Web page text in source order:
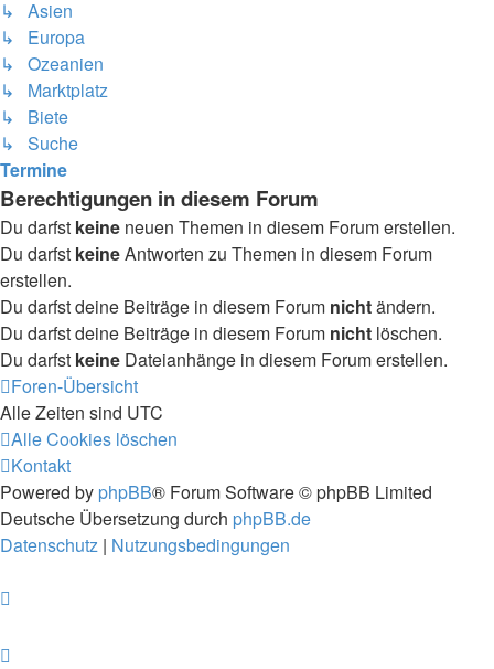
↳ Asien
↳ Europa
↳ Ozeanien
↳ Marktplatz
↳ Biete
↳ Suche
Termine
Berechtigungen in diesem Forum
Du darfst keine neuen Themen in diesem Forum erstellen.
Du darfst keineAntworten zu Themen in diesem Forum
erstellen.
Du darfst deine Beiträge in diesem Forum nichtändern.
Du darfst deine Beiträge in diesem Forum nicht löschen.
Du darfst keine Dateianhänge in diesem Forum erstellen.
Foren-Übersicht
Alle Zeiten sind UTC
Alle Cookies löschen
Kontakt
Powered by phpBB® Forum Software © phpBB Limited
Deutsche Übersetzung durch phpBB.de
Datenschutz | Nutzungsbedingungen